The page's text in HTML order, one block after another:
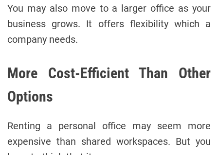
You may also move to a larger office as your
business grows. It offers flexibility which a
company needs.
More Cost-Efficient Than Other
Options
Renting a personal office may seem more
expensive than shared workspaces. But you